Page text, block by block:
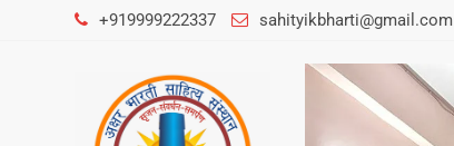
+919999222337 sahityikbharti@gmail.com